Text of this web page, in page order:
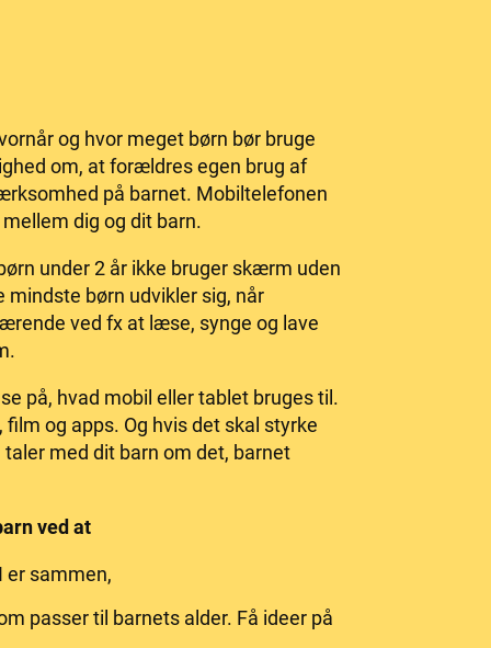
og hvor meget børn bør bruge
om, at forældres egen brug af
på barnet. Mobiltelefonen
dig og dit barn.
under 2 år ikke bruger skærm uden
børn udvikler sig, når
ved fx at læse, synge og lave
på, hvad mobil eller tablet bruges til.
og apps. Og hvis det skal styrke
med dit barn om det, barnet
ved at
sammen,
passer til barnets alder. Få ideer på